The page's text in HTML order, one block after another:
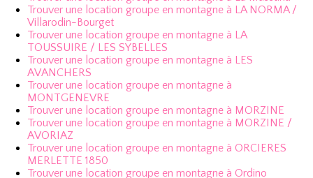
Trouver une location groupe en montagne à LA NORMA /
Villarodin-Bourget
Trouver une location groupe en montagne à LA
TOUSSUIRE / LES SYBELLES
Trouver une location groupe en montagne à LES
AVANCHERS
Trouver une location groupe en montagne à
MONTGENEVRE
Trouver une location groupe en montagne à MORZINE
Trouver une location groupe en montagne à MORZINE /
AVORIAZ
Trouver une location groupe en montagne à ORCIERES
MERLETTE 1850
Trouver une location groupe en montagne à Ordino